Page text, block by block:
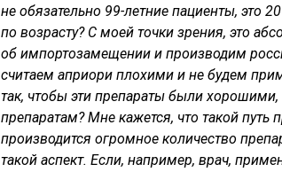
не обязательно 99-летние пациенты, это
по возрасту? С моей точки зрения, это
об импортозамещении и производим
считаем априори плохими и не будем
так, чтобы эти препараты были
препаратам? Мне кажется, что такой
производится огромное количество
такой аспект. Если, например, врач,